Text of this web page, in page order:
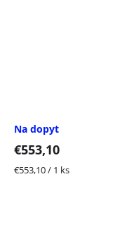
Na dopyt
€553,10
Jednotková
€553,10 / 1 ks